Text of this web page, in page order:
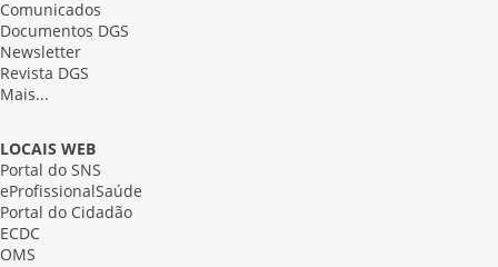
Comunicados
Documentos DGS
Newsletter
Revista DGS
Mais...
LOCAIS WEB
Portal do SNS
eProfissionalSaúde
Portal do Cidadão
ECDC
OMS